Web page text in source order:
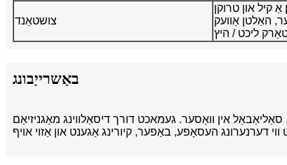
צושטאַנד
קיל און טרוקן
האַלטן אַוועק
באַשרייַבונג
אָודערלאַס פייַן פּודער. סאַליאַבאַל אין וואַסער. געמאכט דורך דיסאַלווינג מאַגניזיאַם